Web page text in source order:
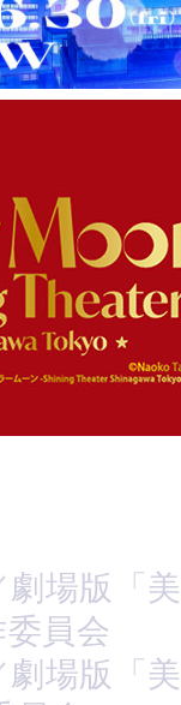
場版「
員会
場版「